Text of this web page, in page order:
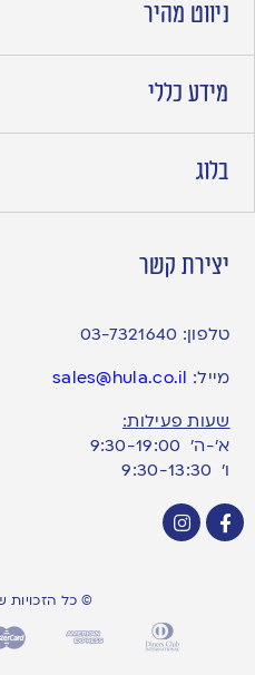
ניווט מהיר
מידע כללי
בלוג
יצירת קשר
טלפון: 03-7321640
מייל: sales@hula.co.il
שעות פעילות:
א’-ה’ 9:30-19:00
ו׳ 9:30-13:30
© כל הזכויות